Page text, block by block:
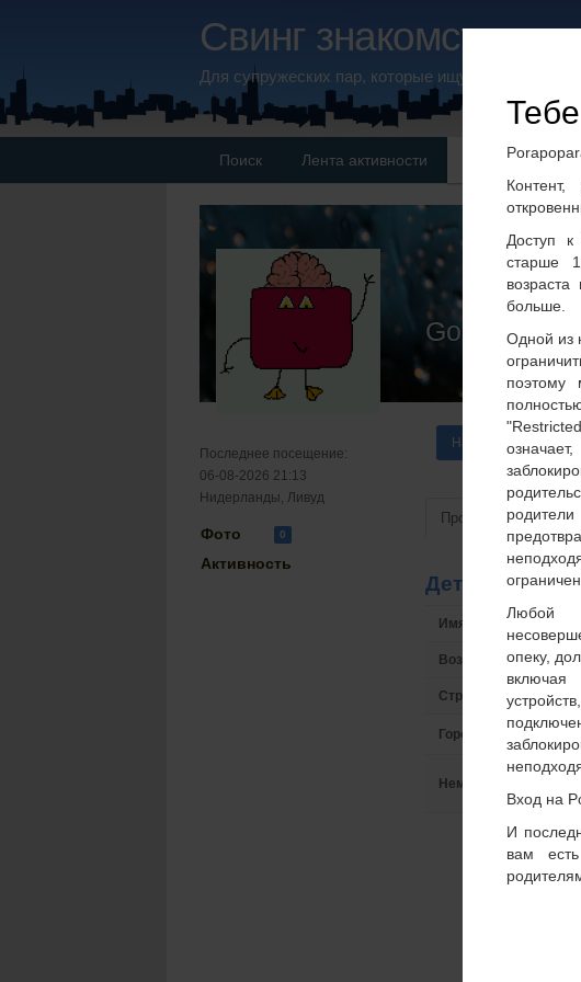
Доступ
старше
больше.
Одной из
поэтому
Любой
опеку,
Вход на
И
вам
Свинг знакомства
Для супружеских пар, которые ищут дружбу и
Поиск Лента активности Пары
Goog
Написать сообщение
Последнее посещение:
06-08-2026 21:13
Нидерланды, Ливуд
Фото 0
Активность
Просмотр
Детали анкеты
Имя на сайте
Возраст
Страна
Город
Немного о себе: